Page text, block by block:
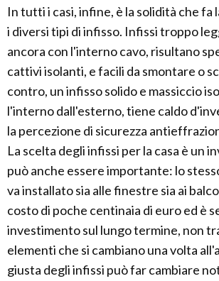
In tutti i casi, infine, è la solidità che fa
i diversi tipi di infisso. Infissi troppo
ancora con l'interno cavo, risultano
cattivi isolanti, e facili da smontare o
contro, un infisso solido e massiccio
l'interno dall'esterno, tiene caldo
la percezione di sicurezza
La scelta degli infissi per la casa è un
può anche essere importante: lo
va installato sia alle finestre sia ai
costo di poche centinaia di euro ed è
investimento sul lungo termine, non
elementi che si cambiano una volta
giusta degli infissi può far cambiare